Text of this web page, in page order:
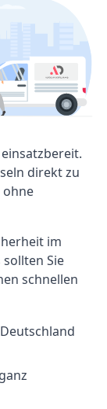
direkt zu
ohne
im
Sie
schnellen